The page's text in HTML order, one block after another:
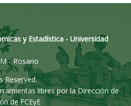
y Estadística - Universidad
- Rosario
Reserved.
libres por la Dirección de
de FCEyE